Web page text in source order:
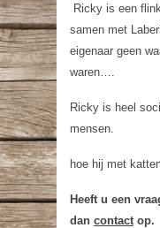
Ricky is een
samen met
eigenaar geen
waren….
Ricky is heel
mensen.
hoe hij met
Heeft u een
dan contact op.